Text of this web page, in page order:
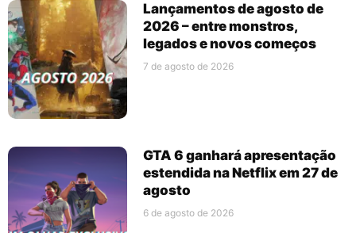
Lançamentos de agosto de
2026 – entre monstros,
legados e novos começos
7 de agosto de 2026
GTA 6 ganhará apresentação
estendida na Netflix em 27 de
agosto
6 de agosto de 2026